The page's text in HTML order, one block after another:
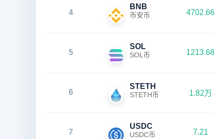
4
BNB
币安币 4702.66
5
SOL
SOL币 1213.68
6
STETH
STETH币 1.82万
7
USDC
USDC币 7.21